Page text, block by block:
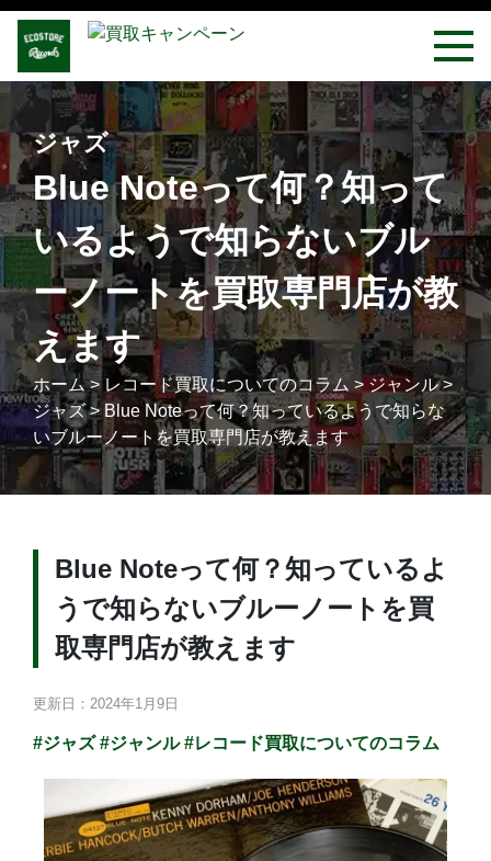
ジャズ
Blue Noteって何？知って
いるようで知らないブル
ーノートを買取専門店が教
えます
ホーム> レコード買取についてのコラム > ジャンル>
ジャズ> Blue Noteって何？知っているようで知らな
いブルーノートを買取専門店が教えます
Blue Noteって何？知っているよ
うで知らないブルーノートを買
取専門店が教えます
更新日：2024年1月9日
#ジャズ #ジャンル #レコード買取についてのコラム